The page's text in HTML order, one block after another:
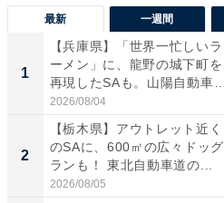
最新 一週間
1
【兵庫県】「世界一忙しいラ
ーメン」に、龍野の城下町を
再現したSAも。山陽自動車
道...
2026/08/04
2
【栃木県】アウトレット近く
のSAに、600㎡の広々ドッグ
ランも！ 東北自動車道の...
2026/08/05